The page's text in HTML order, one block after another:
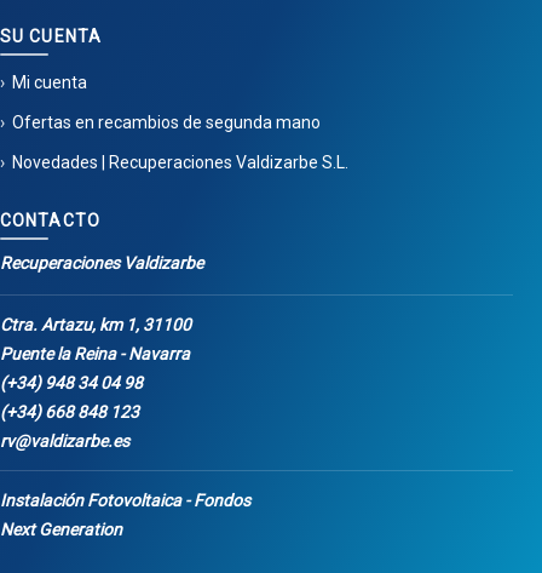
SU CUENTA
Mi cuenta
Ofertas en recambios de segunda mano
Novedades | Recuperaciones Valdizarbe S.L.
CONTACTO
Recuperaciones Valdizarbe
Ctra. Artazu, km 1, 31100
Puente la Reina - Navarra
(+34) 948 34 04 98
(+34) 668 848 123
rv@valdizarbe.es
Instalación Fotovoltaica - Fondos
Next Generation